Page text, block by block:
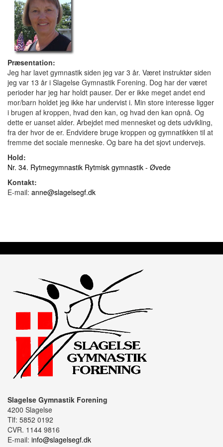
Præsentation:
Jeg har lavet gymnastik siden jeg var 3 år. Været instruktør siden
jeg var 13 år i Slagelse Gymnastik Forening. Dog har der været
perioder har jeg har holdt pauser. Der er ikke meget andet end
mor/barn holdet jeg ikke har undervist i. Min store interesse ligger
i brugen af kroppen, hvad den kan, og hvad den kan opnå. Og
dette er uanset alder. Arbejdet med mennesket og dets udvikling,
fra der hvor de er. Endvidere bruge kroppen og gymnatikken til at
fremme det sociale menneske. Og bare ha det sjovt undervejs.
Hold:
Nr. 34. Rytmegymnastik Rytmisk gymnastik - Øvede
Kontakt:
E-mail: anne@slagelsegf.dk
Slagelse Gymnastik Forening
4200 Slagelse
Tlf: 5852 0192
CVR. 1144 9816
E-mail: info@slagelsegf.dk